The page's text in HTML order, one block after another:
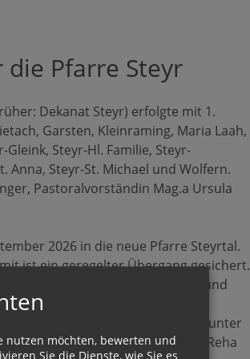
als
Pfarre Steyr
Dekanat Steyr) erfolgte mit 1.
Garsten, Kleinraming, Maria Laah,
Steyr-Hl. Familie, Steyr-
Anna, Steyr-St. Michael und Wolfern.
Pastoralvorständin Mag.a Ursula
2026 in die neue Pfarre Steyrtal.
ist ein geregelter Übergang gesichert.
als Karosseriebautechniker und
seit 2021 absolviert er ein
JKU Linz. Beruflich war Huber unter
und Trainer bei der BBRZ Reha
nutzen möchten, bewerten und